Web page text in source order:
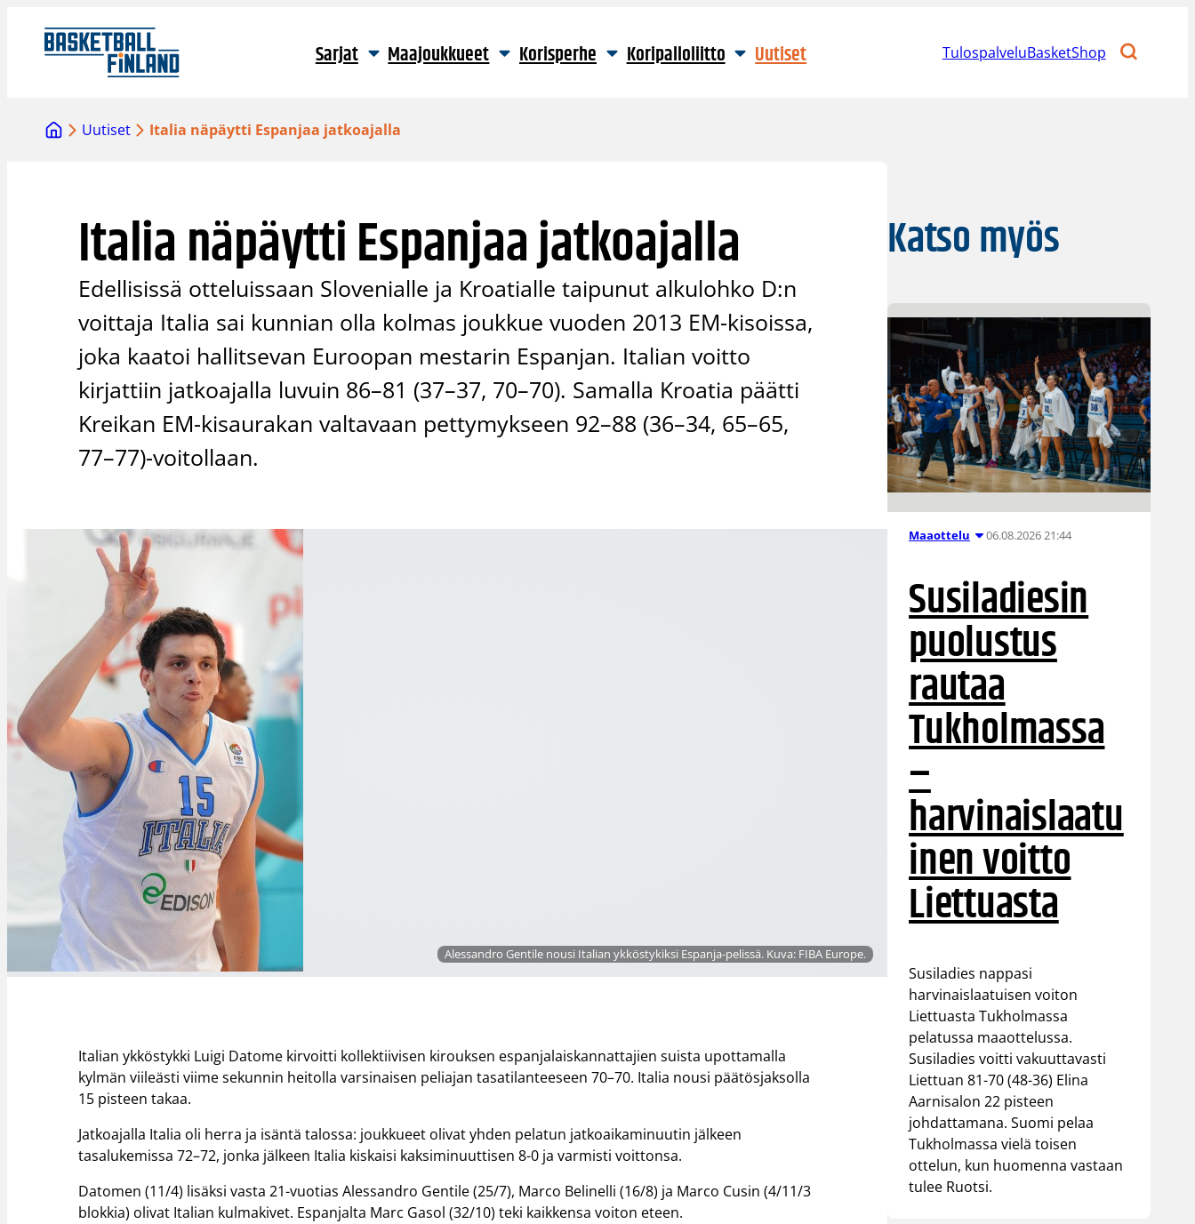
sisältöön
Sarjat Maajoukkueet Korisperhe Koripalloliitto Uutiset TulospalveluBasketShop
Uutiset Italia näpäytti Espanjaa jatkoajalla
Italia näpäytti Espanjaa jatkoajalla
Edellisissä otteluissaan Slovenialle ja Kroatialle taipunut alkulohko D:n
voittaja Italia sai kunnian olla kolmas joukkue vuoden 2013 EM-kisoissa,
joka kaatoi hallitsevan Euroopan mestarin Espanjan. Italian voitto
kirjattiin jatkoajalla luvuin 86–81 (37–37, 70–70). Samalla Kroatia päätti
Kreikan EM-kisaurakan valtavaan pettymykseen 92–88 (36–34, 65–65,
77–77)-voitollaan.
Alessandro Gentile nousi Italian ykköstykiksi Espanja-pelissä. Kuva: FIBA Europe.
Italian ykköstykki Luigi Datome kirvoitti kollektiivisen kirouksen espanjalaiskannattajien suista upottamalla
kylmän viileästi viime sekunnin heitolla varsinaisen peliajan tasatilanteeseen 70–70. Italia nousi päätösjaksolla
15 pisteen takaa.
Jatkoajalla Italia oli herra ja isäntä talossa: joukkueet olivat yhden pelatun jatkoaikaminuutin jälkeen
tasalukemissa 72–72, jonka jälkeen Italia kiskaisi kaksiminuuttisen 8-0 ja varmisti voittonsa.
Datomen (11/4) lisäksi vasta 21-vuotias Alessandro Gentile (25/7), Marco Belinelli (16/8) ja Marco Cusin (4/11/3
blokkia) olivat Italian kulmakivet. Espanjalta Marc Gasol (32/10) teki kaikkensa voiton eteen.
Katso myös
Maaottelu 06.08.2026 21:44
Susiladiesin
puolustus
rautaa
Tukholmassa
–
harvinaislaatu
inen voitto
Liettuasta
Susiladies nappasi
harvinaislaatuisen voiton
Liettuasta Tukholmassa
pelatussa maaottelussa.
Susiladies voitti vakuuttavasti
Liettuan 81-70 (48-36) Elina
Aarnisalon 22 pisteen
johdattamana. Suomi pelaa
Tukholmassa vielä toisen
ottelun, kun huomenna vastaan
tulee Ruotsi.